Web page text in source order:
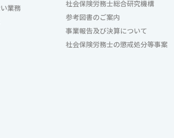
業務
社会保険労務士総合研究機構
参考図書のご案内
事業報告及び決算について
社会保険労務士の懲戒処分等事案